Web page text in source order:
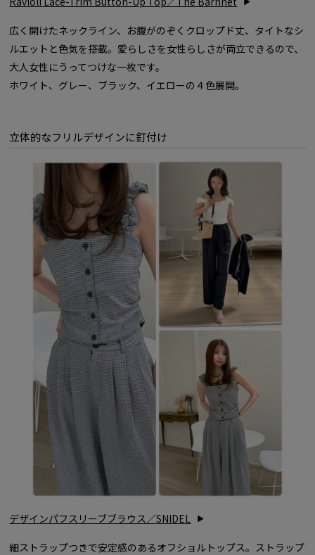
広く開けたネックライン、お腹がのぞくクロップド丈、タイトなシ
ルエットと色気を搭載。愛らしさを女性らしさが両立できるので、
大人女性にうってつけな一枚です。
ホワイト、グレー、ブラック、イエローの４色展開。
立体的なフリルデザインに釘付け
デザインパフスリーブブラウス／SNIDEL
細ストラップつきで安定感のあるオフショルトップス。ストラップ